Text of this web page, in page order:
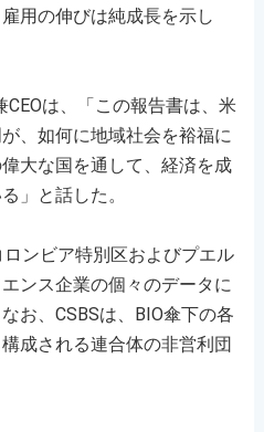
用の伸びは純成長を示し
CEOは、「この報告書は、米
、如何に地域社会を裕福に
大な国を通して、経済を成
」と話した。
ンビア特別区およびプエル
ンス企業の個々のデータに
お、CSBSは、BIO傘下の各
成される連合体の非営利団